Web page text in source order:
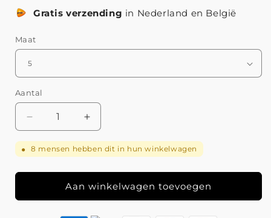
Gratis verzending in Nederland en België
Maat
Aantal
Aantal
verlagen
voor
Vintage
groene
maansteen
ring
Aantal
verhogen
voor
Vintage
groene
maansteen
ring
● 8 mensen hebben dit in hun winkelwagen
Aan winkelwagen toevoegen